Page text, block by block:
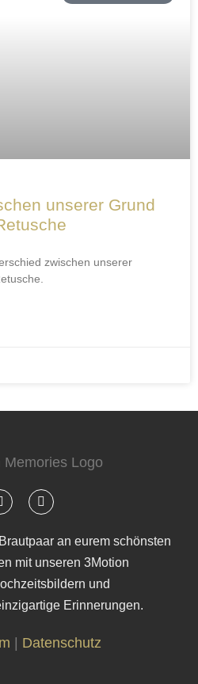
unserer Grund
zwischen unserer
Brautpaar an eurem schönsten
mit unseren 3Motion
und
Erinnerungen.
| Datenschutz